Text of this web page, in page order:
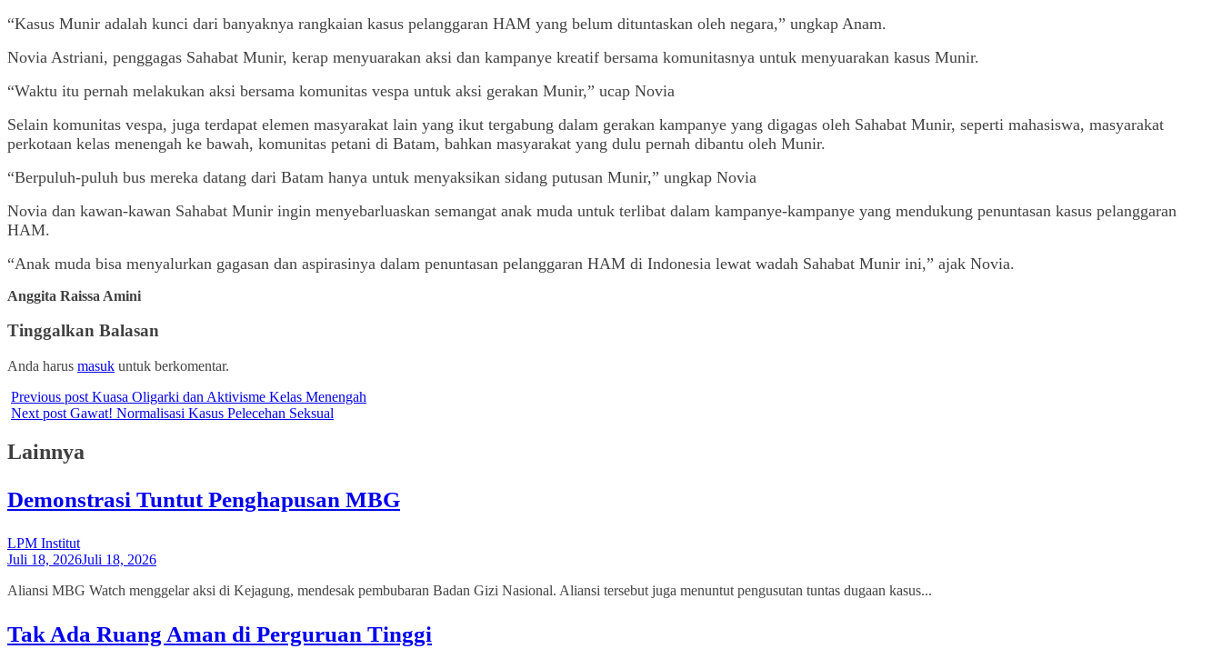
“Kasus Munir adalah kunci dari banyaknya rangkaian kasus pelanggaran HAM yang belum dituntaskan oleh negara,” ungkap Anam.
Novia Astriani, penggagas Sahabat Munir, kerap menyuarakan aksi dan kampanye kreatif bersama komunitasnya untuk menyuarakan kasus Munir.
“Waktu itu pernah melakukan aksi bersama komunitas vespa untuk aksi gerakan Munir,” ucap Novia
Selain komunitas vespa, juga terdapat elemen masyarakat lain yang ikut tergabung dalam gerakan kampanye yang digagas oleh Sahabat Munir, seperti mahasiswa, masyarakat
perkotaan kelas menengah ke bawah, komunitas petani di Batam, bahkan masyarakat yang dulu pernah dibantu oleh Munir.
“Berpuluh-puluh bus mereka datang dari Batam hanya untuk menyaksikan sidang putusan Munir,” ungkap Novia
Novia dan kawan-kawan Sahabat Munir ingin menyebarluaskan semangat anak muda untuk terlibat dalam kampanye-kampanye yang mendukung penuntasan kasus pelanggaran
HAM.
“Anak muda bisa menyalurkan gagasan dan aspirasinya dalam penuntasan pelanggaran HAM di Indonesia lewat wadah Sahabat Munir ini,” ajak Novia.
Anggita Raissa Amini
Tinggalkan Balasan
Anda harus masuk untuk berkomentar.
Previous post Kuasa Oligarki dan Aktivisme Kelas Menengah
Next post Gawat! Normalisasi Kasus Pelecehan Seksual
Lainnya
Demonstrasi Tuntut Penghapusan MBG
LPM Institut
Juli 18, 2026Juli 18, 2026
Aliansi MBG Watch menggelar aksi di Kejagung, mendesak pembubaran Badan Gizi Nasional. Aliansi tersebut juga menuntut pengusutan tuntas dugaan kasus...
Tak Ada Ruang Aman di Perguruan Tinggi